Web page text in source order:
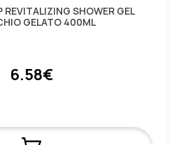
REVITALIZING SHOWER GEL
GELATO 400ML
6.58€